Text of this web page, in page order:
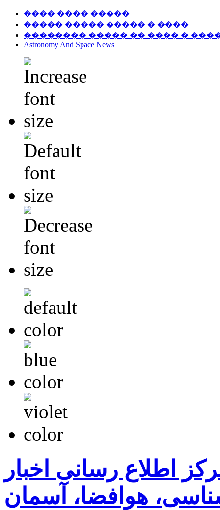
���� ���� �����
����� ����� ����� � ����
�������� ����� �� ���� �
Astronomy And Space News
اطلاع رسانی اخبار
هوافضا، آسمان